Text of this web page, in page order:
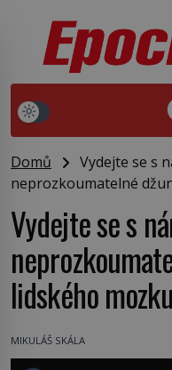
Domů
Vydejte se s
neprozkoumatelné
Vydejte se s
lidského
MIKULÁŠ SKÁLA